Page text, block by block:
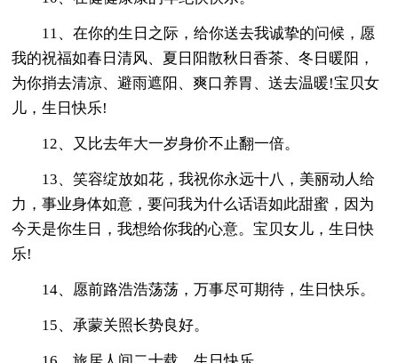
11、在你的生日之际，给你送去我诚挚的问候，愿
我的祝福如春日清风、夏日阳散秋日香茶、冬日暖阳，
为你捎去清凉、避雨遮阳、爽口养胃、送去温暖!宝贝女
儿，生日快乐!
12、又比去年大一岁身价不止翻一倍。
13、笑容绽放如花，我祝你永远十八，美丽动人给
力，事业身体如意，要问我为什么话语如此甜蜜，因为
今天是你生日，我想给你我的心意。宝贝女儿，生日快
乐!
14、愿前路浩浩荡荡，万事尽可期待，生日快乐。
15、承蒙关照长势良好。